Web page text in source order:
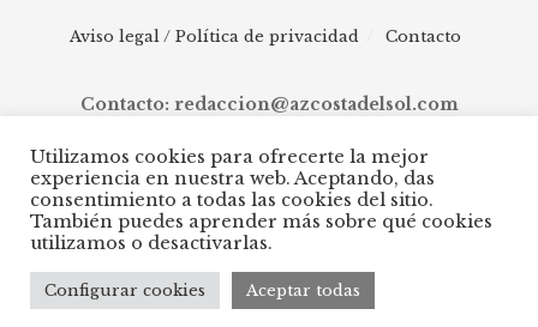
Aviso legal / Política de privacidad Contacto
Contacto: redaccion@azcostadelsol.com
© 2025 AZ Costa del Sol - Diario digital de Málaga capital hasta
Manilva, pasando por Torremolinos, Benalmádena, Fuengirola,
Mijas, Ojén, Marbella, Istán, Benahavís, Estepona y Casares.
Utilizamos cookies para ofrecerte la mejor
experiencia en nuestra web. Aceptando, das
consentimiento a todas las cookies del sitio.
También puedes aprender más sobre qué cookies
utilizamos o desactivarlas.
Configurar cookies Aceptar todas